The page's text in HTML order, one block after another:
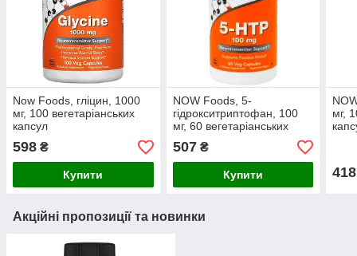
Now Foods, гліцин, 1000
мг, 100 вегетаріанських
капсул
598 ₴
Купити
NOW Foods, 5-
гідрокситриптофан, 100
мг, 60 вегетаріанських
капсул
507₴
Купити
мг,
418
Акційні пропозиції та новинки